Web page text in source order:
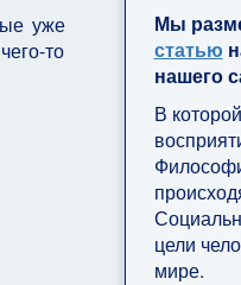
уже
то
Мы
статью
нашего
В
цели
мире.